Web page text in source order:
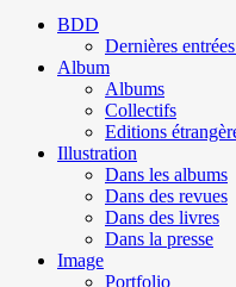
BDD
Dernières
Album
Albums
Collectifs
Editions
Illustration
Dans les albums
Dans des revues
Dans des livres
Dans la presse
Image
Portfolio